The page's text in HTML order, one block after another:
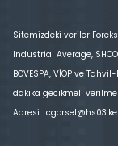
Sitemizdeki veriler
Industrial Average,
BOVESPA, VİOP ve
dakika gecikmeli
Adresi :